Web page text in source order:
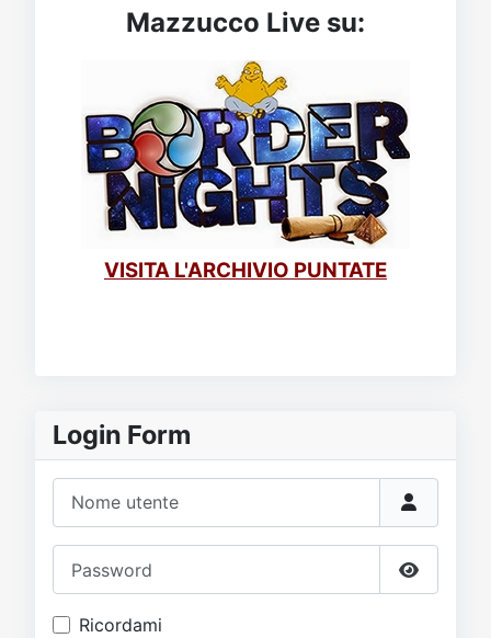
Login Form
Mostra
Ricordami
Mazzucco Live su:
VISITA L'ARCHIVIO PUNTATE